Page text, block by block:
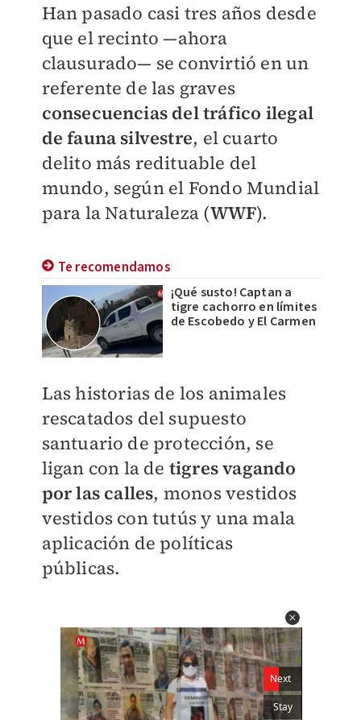
Han pasado casi tres años desde
que el recinto —ahora
clausurado— se convirtió en un
referente de las graves
consecuencias del tráfico ilegal
de fauna silvestre, el cuarto
delito más redituable del
mundo, según el Fondo Mundial
para la Naturaleza (WWF).
Te recomendamos
¡Qué susto! Captan a
tigre cachorro en límites
de Escobedo y El Carmen
Las historias de los animales
rescatados del supuesto
santuario de protección, se
ligan con la de tigres vagando
por las calles, monos vestidos
vestidos con tutús y una mala
aplicación de políticas
públicas.